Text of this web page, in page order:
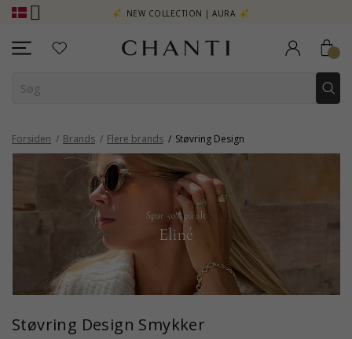
- KLIK HER NEW COLLECTION | AURA
Forsiden Brands Flere brands Støvring Design
Støvring Design Smykker